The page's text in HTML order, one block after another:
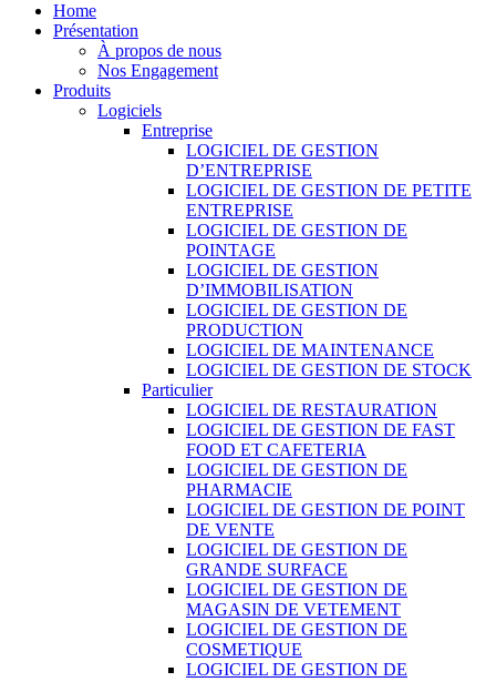
Home
Présentation
À propos de nous
Nos Engagement
Produits
Logiciels
Entreprise
LOGICIEL DE GESTION
D’ENTREPRISE
LOGICIEL DE GESTION DE PETITE
ENTREPRISE
LOGICIEL DE GESTION DE
POINTAGE
LOGICIEL DE GESTION
D’IMMOBILISATION
LOGICIEL DE GESTION DE
PRODUCTION
LOGICIEL DE MAINTENANCE
LOGICIEL DE GESTION DE STOCK
Particulier
LOGICIEL DE RESTAURATION
LOGICIEL DE GESTION DE FAST
FOOD ET CAFETERIA
LOGICIEL DE GESTION DE
PHARMACIE
LOGICIEL DE GESTION DE POINT
DE VENTE
LOGICIEL DE GESTION DE
GRANDE SURFACE
LOGICIEL DE GESTION DE
MAGASIN DE VETEMENT
LOGICIEL DE GESTION DE
COSMETIQUE
LOGICIEL DE GESTION DE